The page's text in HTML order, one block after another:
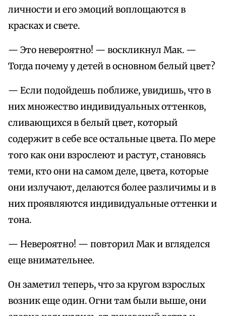
личности и его эмоций воплощаются в
красках и свете.
— Это невероятно! — воскликнул Мак. —
Тогда почему у детей в основном белый цвет?
— Если подойдешь поближе, увидишь, что в
них множество индивидуальных оттенков,
сливающихся в белый цвет, который
содержит в себе все остальные цвета. По мере
того как они взрослеют и растут, становясь
теми, кто они на самом деле, цвета, которые
они излучают, делаются более различимы и в
них проявляются индивидуальные оттенки и
тона.
— Невероятно! — повторил Мак и вгляделся
еще внимательнее.
Он заметил теперь, что за кругом взрослых
возник еще один. Огни там были выше, они